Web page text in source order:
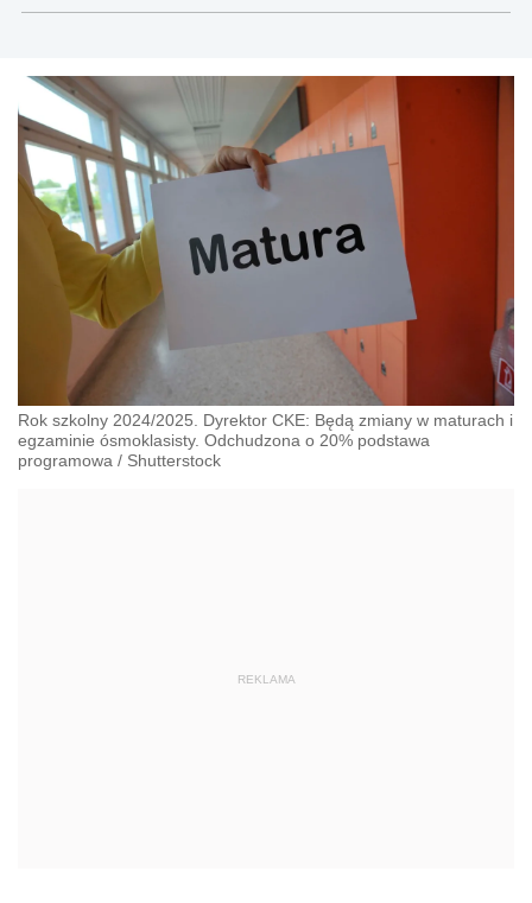
Rok szkolny 2024/2025. Dyrektor CKE: Będą zmiany w maturach i
egzaminie ósmoklasisty. Odchudzona o 20% podstawa
programowa / Shutterstock